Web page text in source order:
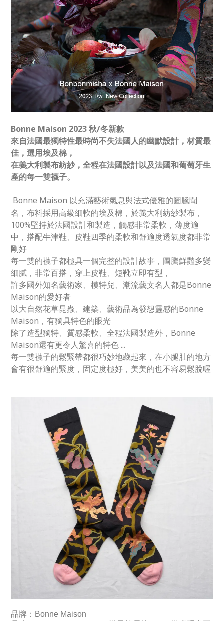
Bonne Maison 2023 秋/冬新款
來自法國最獨特性最時尚不失法國人的幽默設計，材質最
佳，選用埃及棉，
在義大利製布紡紗，全程在法國設計以及法國和葡萄牙生
產的每一雙襪子。
Bonne Maison 以充滿藝術氣息與法式優雅的圖騰聞
名，布料採用高級細軟的埃及棉，於義大利紡紗製布，
100%堅持於法國設計和製造，觸感非常柔軟，薄度適
中，搭配牛津鞋、皮鞋四季的柔軟和舒適度透氣度都非常
剛好
每一雙的襪子都極具一個完整的設計故事，圖騰鮮豔多變
細膩，非常百搭，穿上皮鞋、短靴立即有型，
許多國外知名藝術家、模特兒、潮流藝文名人都是Bonne
Maison的愛好者
以大自然花草昆蟲、建築、藝術品為發想靈感的Bonne
Maison，有獨具特色的眼光
除了造型獨特、質感柔軟、全程法國製造外，Bonne
Maison還有更令人驚喜的特色 ...
每一雙襪子的鬆緊帶都很巧妙地藏起來，在小腿肚的地方
會有很舒適的緊度，固定度極好，美美的也不容易鬆脫喔
品牌：Bonne Maison